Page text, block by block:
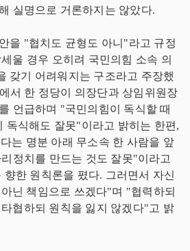
실명으로 거론하지는 않았다.
을 "협치도 균형도 아니"라고 규정
울 경우 오히려 국민의힘 소속 의
갖기 어려워지는 구조라고 주장했
서 한 정당이 의장단과 상임위원장
언급하며 "국민의힘이 독식할 때
독식해도 잘못"이라고 밝히는 한편,
는 명분 아래 무소속 한 사람을 앞
정치를 만드는 것도 잘못"이라고
한 원칙론을 폈다. 그러면서 자신
닌 책임으로 쓰겠다"며 "협력하되
협하되 원칙을 잃지 않겠다"고 밝